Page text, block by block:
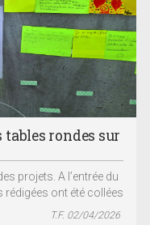
tables rondes sur
projets. A l’entrée du
rédigées ont été collées
T.F. 02/04/2026